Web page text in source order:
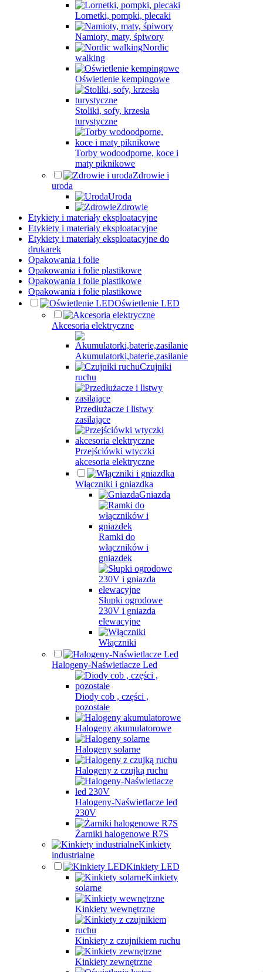
Lornetki, pompki, plecaki
Namioty, maty, śpiwory
Nordic
walking
Oświetlenie kempingowe
Stoliki, sofy, krzesła
turystyczne
Torby wodoodporne, koce i
maty piknikowe
Zdrowie i
uroda
Uroda
Zdrowie
Etykiety i materiały eksploatacyjne
Etykiety i materiały eksploatacyjne
Etykiety i materiały eksploatacyjne do
drukarek
Opakowania i folie
Opakowania i folie plastikowe
Opakowania i folie plastikowe
Opakowania i folie plastikowe
Oświetlenie LED
Akcesoria elektryczne
Akumulatorki,baterie,zasilanie
Czujniki
ruchu
Przedłużacze i listwy
zasilające
Przejściówki wtyczki
akcesoria elektryczne
Włączniki i gniazdka
Gniazda
Ramki do
włączników i
gniazdek
Słupki ogrodowe
230V i gniazda
elewacyjne
Włączniki
Halogeny-Naświetlacze Led
Diody cob , części ,
pozostałe
Halogeny akumulatorowe
Halogeny solarne
Halogeny z czujką ruchu
Halogeny-Naświetlacze led
230V
Żarniki halogenowe R7S
Kinkiety
industrialne
Kinkiety LED
Kinkiety
solarne
Kinkiety wewnętrzne
Kinkiety z czujnikiem ruchu
Kinkiety zewnętrzne